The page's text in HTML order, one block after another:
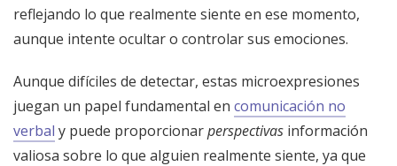
reflejando lo que realmente siente en ese momento,
aunque intente ocultar o controlar sus emociones.
Aunque difíciles de detectar, estas microexpresiones
juegan un papel fundamental en comunicación no
verbal y puede proporcionarperspectivas información
valiosa sobre lo que alguien realmente siente, ya que